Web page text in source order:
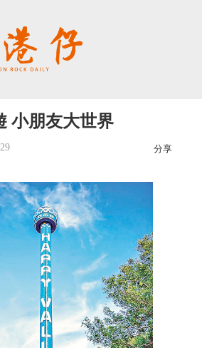
小朋友大世界
分享